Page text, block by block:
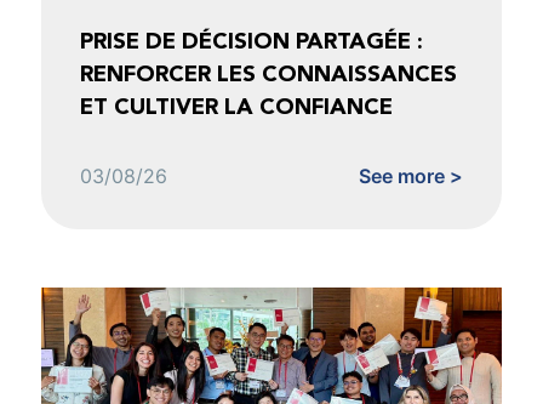
PRISE DE DÉCISION PARTAGÉE :
RENFORCER LES CONNAISSANCES
ET CULTIVER LA CONFIANCE
03/08/26 See more >